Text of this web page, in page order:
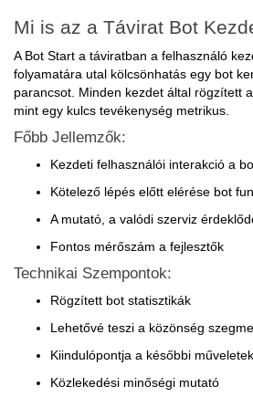
Mi is az a Távirat Bot
A Bot Start a táviratban a felhasználó
folyamatára utal kölcsönhatás egy bot
parancsot. Minden kezdet által rögzített
mint egy kulcs tevékenység metrikus.
Főbb Jellemzők:
Kezdeti felhasználói interakció a
Kötelező lépés előtt elérése bot
A mutató, a valódi szerviz
Fontos mérőszám a fejlesztők
Technikai Szempontok:
Rögzített bot statisztikák
Lehetővé teszi a közönség
Kiindulópontja a későbbi műveletek
Közlekedési minőségi mutató